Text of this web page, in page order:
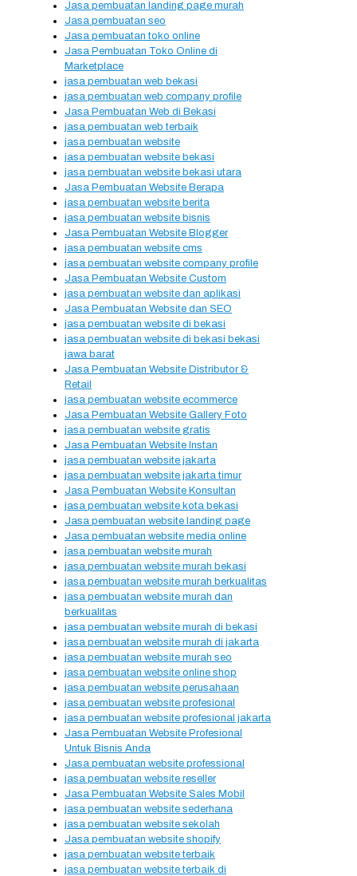
Jasa pembuatan landing page murah
Jasa pembuatan seo
Jasa pembuatan toko online
Jasa Pembuatan Toko Online di
Marketplace
jasa pembuatan web bekasi
jasa pembuatan web company profile
Jasa Pembuatan Web di Bekasi
jasa pembuatan web terbaik
jasa pembuatan website
jasa pembuatan website bekasi
jasa pembuatan website bekasi utara
Jasa Pembuatan Website Berapa
jasa pembuatan website berita
jasa pembuatan website bisnis
Jasa Pembuatan Website Blogger
jasa pembuatan website cms
jasa pembuatan website company profile
Jasa Pembuatan Website Custom
jasa pembuatan website dan aplikasi
Jasa Pembuatan Website dan SEO
jasa pembuatan website di bekasi
jasa pembuatan website di bekasi bekasi
jawa barat
Jasa Pembuatan Website Distributor &
Retail
jasa pembuatan website ecommerce
Jasa Pembuatan Website Gallery Foto
jasa pembuatan website gratis
Jasa Pembuatan Website Instan
jasa pembuatan website jakarta
jasa pembuatan website jakarta timur
Jasa Pembuatan Website Konsultan
jasa pembuatan website kota bekasi
Jasa pembuatan website landing page
Jasa pembuatan website media online
jasa pembuatan website murah
jasa pembuatan website murah bekasi
jasa pembuatan website murah berkualitas
jasa pembuatan website murah dan
berkualitas
jasa pembuatan website murah di bekasi
jasa pembuatan website murah di jakarta
jasa pembuatan website murah seo
jasa pembuatan website online shop
jasa pembuatan website perusahaan
jasa pembuatan website profesional
jasa pembuatan website profesional jakarta
Jasa Pembuatan Website Profesional
Untuk Bisnis Anda
Jasa pembuatan website professional
jasa pembuatan website reseller
Jasa Pembuatan Website Sales Mobil
jasa pembuatan website sederhana
jasa pembuatan website sekolah
Jasa pembuatan website shopify
jasa pembuatan website terbaik
jasa pembuatan website terbaik di